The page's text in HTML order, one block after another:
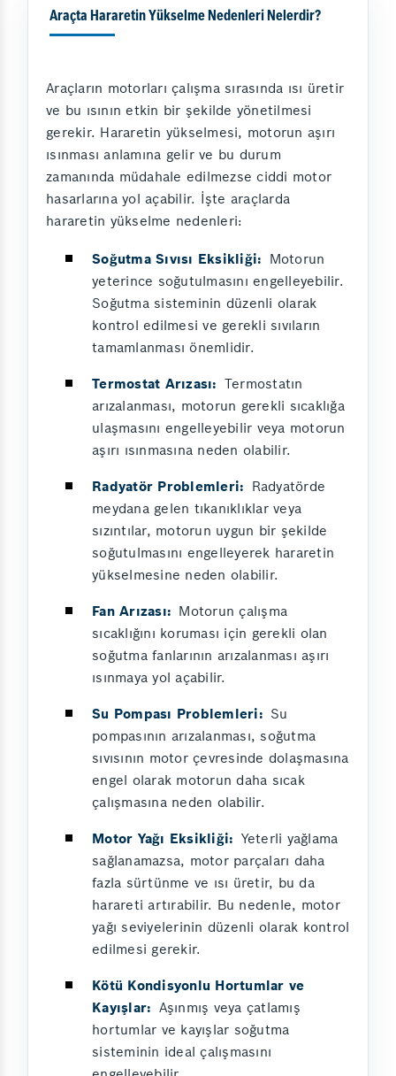
Araçta Hararetin Yükselme Nedenleri Nelerdir?
Araçların motorları çalışma sırasında ısı üretir
ve bu ısının etkin bir şekilde yönetilmesi
gerekir. Hararetin yükselmesi, motorun aşırı
ısınması anlamına gelir ve bu durum
zamanında müdahale edilmezse ciddi motor
hasarlarına yol açabilir. İşte araçlarda
hararetin yükselme nedenleri:
Soğutma Sıvısı Eksikliği: Motorun
yeterince soğutulmasını engelleyebilir.
Soğutma sisteminin düzenli olarak
kontrol edilmesi ve gerekli sıvıların
tamamlanması önemlidir.
Termostat Arızası: Termostatın
arızalanması, motorun gerekli sıcaklığa
ulaşmasını engelleyebilir veya motorun
aşırı ısınmasına neden olabilir.
Radyatör Problemleri: Radyatörde
meydana gelen tıkanıklıklar veya
sızıntılar, motorun uygun bir şekilde
soğutulmasını engelleyerek hararetin
yükselmesine neden olabilir.
Fan Arızası: Motorun çalışma
sıcaklığını koruması için gerekli olan
soğutma fanlarının arızalanması aşırı
ısınmaya yol açabilir.
Su Pompası Problemleri: Su
pompasının arızalanması, soğutma
sıvısının motor çevresinde dolaşmasına
engel olarak motorun daha sıcak
çalışmasına neden olabilir.
Motor Yağı Eksikliği: Yeterli yağlama
sağlanamazsa, motor parçaları daha
fazla sürtünme ve ısı üretir, bu da
harareti artırabilir. Bu nedenle, motor
yağı seviyelerinin düzenli olarak kontrol
edilmesi gerekir.
Kötü Kondisyonlu Hortumlar ve
Kayışlar: Aşınmış veya çatlamış
hortumlar ve kayışlar soğutma
sisteminin ideal çalışmasını